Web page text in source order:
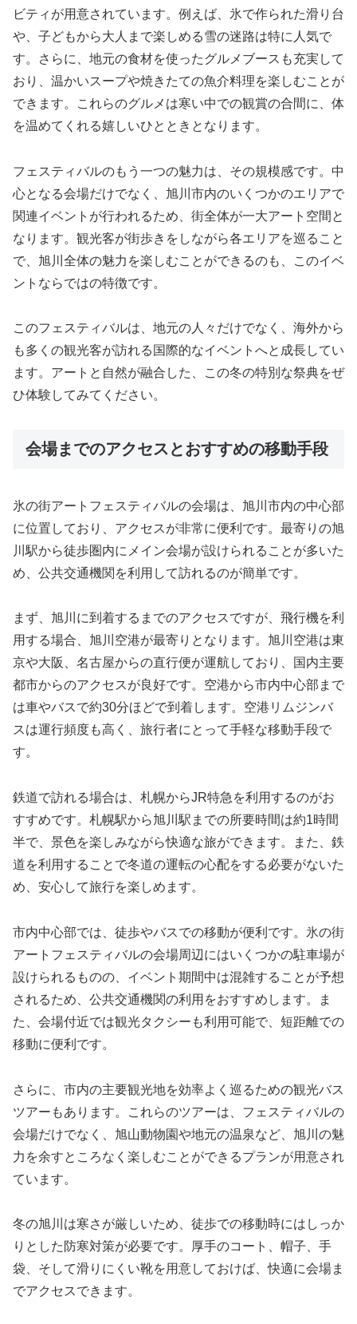
ビティが用意されています。例えば、氷で作られた滑り台
や、子どもから大人まで楽しめる雪の迷路は特に人気で
す。さらに、地元の食材を使ったグルメブースも充実して
おり、温かいスープや焼きたての魚介料理を楽しむことが
できます。これらのグルメは寒い中での観賞の合間に、体
を温めてくれる嬉しいひとときとなります。
フェスティバルのもう一つの魅力は、その規模感です。中
心となる会場だけでなく、旭川市内のいくつかのエリアで
関連イベントが行われるため、街全体が一大アート空間と
なります。観光客が街歩きをしながら各エリアを巡ること
で、旭川全体の魅力を楽しむことができるのも、このイベ
ントならではの特徴です。
このフェスティバルは、地元の人々だけでなく、海外から
も多くの観光客が訪れる国際的なイベントへと成長してい
ます。アートと自然が融合した、この冬の特別な祭典をぜ
ひ体験してみてください。
会場までのアクセスとおすすめの移動手段
氷の街アートフェスティバルの会場は、旭川市内の中心部
に位置しており、アクセスが非常に便利です。最寄りの旭
川駅から徒歩圏内にメイン会場が設けられることが多いた
め、公共交通機関を利用して訪れるのが簡単です。
まず、旭川に到着するまでのアクセスですが、飛行機を利
用する場合、旭川空港が最寄りとなります。旭川空港は東
京や大阪、名古屋からの直行便が運航しており、国内主要
都市からのアクセスが良好です。空港から市内中心部まで
は車やバスで約30分ほどで到着します。空港リムジンバ
スは運行頻度も高く、旅行者にとって手軽な移動手段で
す。
鉄道で訪れる場合は、札幌からJR特急を利用するのがお
すすめです。札幌駅から旭川駅までの所要時間は約1時間
半で、景色を楽しみながら快適な旅ができます。また、鉄
道を利用することで冬道の運転の心配をする必要がないた
め、安心して旅行を楽しめます。
市内中心部では、徒歩やバスでの移動が便利です。氷の街
アートフェスティバルの会場周辺にはいくつかの駐車場が
設けられるものの、イベント期間中は混雑することが予想
されるため、公共交通機関の利用をおすすめします。ま
た、会場付近では観光タクシーも利用可能で、短距離での
移動に便利です。
さらに、市内の主要観光地を効率よく巡るための観光バス
ツアーもあります。これらのツアーは、フェスティバルの
会場だけでなく、旭山動物園や地元の温泉など、旭川の魅
力を余すところなく楽しむことができるプランが用意され
ています。
冬の旭川は寒さが厳しいため、徒歩での移動時にはしっか
りとした防寒対策が必要です。厚手のコート、帽子、手
袋、そして滑りにくい靴を用意しておけば、快適に会場ま
でアクセスできます。